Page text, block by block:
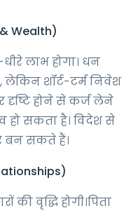
Wealth)
लाभ होगा। धन
शॉर्ट-टर्म निवेश
दृष्टि होने से कर्ज लेने
हो सकता है। विदेश से
बन सकते हैं।
की वृद्धि होगी।पिता